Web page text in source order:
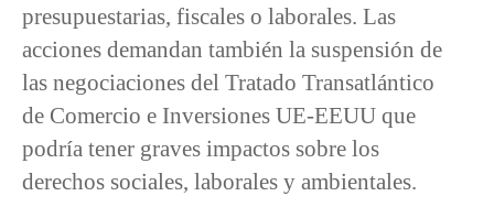
presupuestarias, fiscales o laborales. Las
acciones demandan también la suspensión de
las negociaciones del Tratado Transatlántico
de Comercio e Inversiones UE-EEUU que
podría tener graves impactos sobre los
derechos sociales, laborales y ambientales.